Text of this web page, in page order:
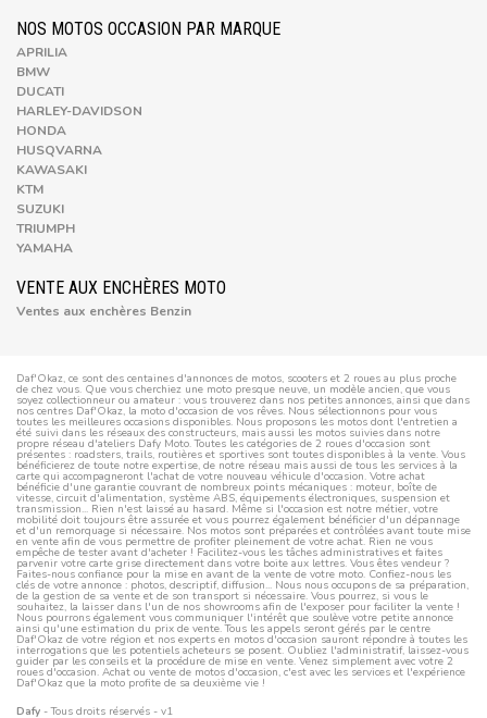
NOS MOTOS OCCASION PAR MARQUE
APRILIA
BMW
DUCATI
HARLEY-DAVIDSON
HONDA
HUSQVARNA
KAWASAKI
KTM
SUZUKI
TRIUMPH
YAMAHA
VENTE AUX ENCHÈRES MOTO
Ventes aux enchères Benzin
Daf'Okaz, ce sont des centaines d'annonces de motos, scooters et 2 roues au plus proche
de chez vous. Que vous cherchiez une moto presque neuve, un modèle ancien, que vous
soyez collectionneur ou amateur : vous trouverez dans nos petites annonces, ainsi que dans
nos centres Daf'Okaz, la moto d'occasion de vos rêves. Nous sélectionnons pour vous
toutes les meilleures occasions disponibles. Nous proposons les motos dont l'entretien a
été suivi dans les réseaux des constructeurs, mais aussi les motos suivies dans notre
propre réseau d'ateliers Dafy Moto. Toutes les catégories de 2 roues d'occasion sont
présentes : roadsters, trails, routières et sportives sont toutes disponibles à la vente. Vous
bénéficierez de toute notre expertise, de notre réseau mais aussi de tous les services à la
carte qui accompagneront l'achat de votre nouveau véhicule d'occasion. Votre achat
bénéficie d'une garantie couvrant de nombreux points mécaniques : moteur, boîte de
vitesse, circuit d'alimentation, système ABS, équipements électroniques, suspension et
transmission... Rien n'est laissé au hasard. Même si l'occasion est notre métier, votre
mobilité doit toujours être assurée et vous pourrez également bénéficier d'un dépannage
et d'un remorquage si nécessaire. Nos motos sont préparées et contrôlées avant toute mise
en vente afin de vous permettre de profiter pleinement de votre achat. Rien ne vous
empêche de tester avant d'acheter ! Facilitez-vous les tâches administratives et faites
parvenir votre carte grise directement dans votre boite aux lettres. Vous êtes vendeur ?
Faites-nous confiance pour la mise en avant de la vente de votre moto. Confiez-nous les
clés de votre annonce : photos, descriptif, diffusion... Nous nous occupons de sa préparation,
de la gestion de sa vente et de son transport si nécessaire. Vous pourrez, si vous le
souhaitez, la laisser dans l'un de nos showrooms afin de l'exposer pour faciliter la vente !
Nous pourrons également vous communiquer l'intérêt que soulève votre petite annonce
ainsi qu'une estimation du prix de vente. Tous les appels seront gérés par le centre
Daf'Okaz de votre région et nos experts en motos d'occasion sauront répondre à toutes les
interrogations que les potentiels acheteurs se posent. Oubliez l'administratif, laissez-vous
guider par les conseils et la procédure de mise en vente. Venez simplement avec votre 2
roues d'occasion. Achat ou vente de motos d'occasion, c'est avec les services et l'expérience
Daf'Okaz que la moto profite de sa deuxième vie !
Dafy - Tous droits réservés - v1